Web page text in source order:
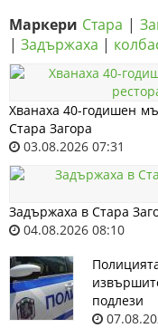
Маркери Стара |
| Задържаха |
Хванаха 40-годишен
Стара Загора
03.08.2026 07:31
Задържаха в Стара
04.08.2026 08:10
подлези